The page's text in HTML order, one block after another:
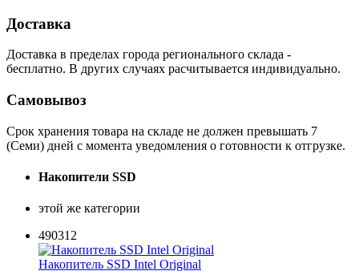
Доставка
Доставка в пределах города регионального склада -
бесплатно. В других случаях расчитывается индивидуально.
Самовывоз
Срок хранения товара на складе не должен превышать 7
(Семи) дней с момента уведомления о готовности к отгрузке.
Накопители SSD
этой же категории
490312
Накопитель SSD Intel Original